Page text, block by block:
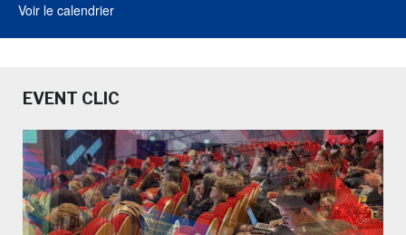
Voir le calendrier
EVENT CLIC